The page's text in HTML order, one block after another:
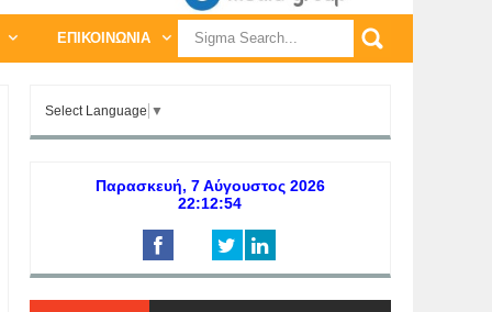
ΕΠΙΚΟΙΝΩΝΙΑ
Select Language ▼